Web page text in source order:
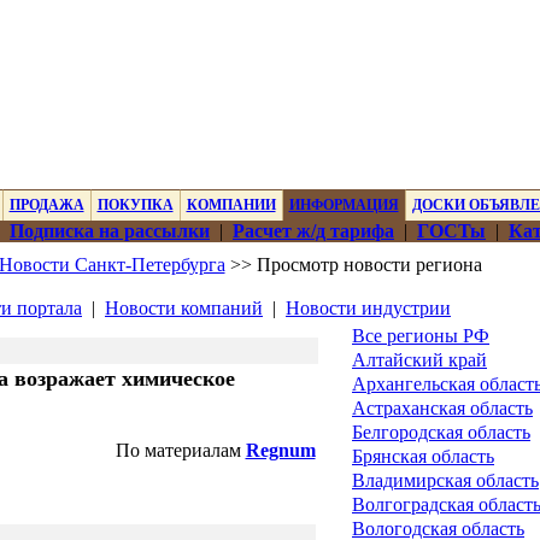
ПРОДАЖА ПОКУПКА КОМПАНИИ ИНФОРМАЦИЯ ДОСКИ
Подписка на рассылки | Расчет ж/д тарифа | ГОСТы |
Санкт-Петербурга >> Просмотр новости региона
портала | Новости компаний | Новости индустрии
возражает химическое
По материалам Regnum
Все регионы РФ
Алтайский край
Архангельская
Астраханская область
Белгородская область
Брянская область
Владимирская область
Волгоградская область
Вологодская область